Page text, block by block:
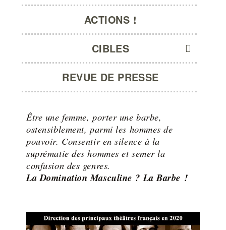
ACTIONS !
CIBLES
REVUE DE PRESSE
Être une femme, porter une barbe,
ostensiblement, parmi les hommes de
pouvoir. Consentir en silence à la
suprématie des hommes et semer la
confusion des genres.
La Domination Masculine ? La Barbe !